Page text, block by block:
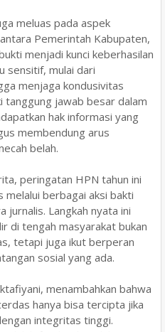
meluas pada aspek
Pemerintah Kabupaten,
menjadi kunci keberhasilan
sensitif, mulai dari
menjaga kondusivitas
tanggung jawab besar dalam
hak informasi yang
membendung arus
belah.
peringatan HPN tahun ini
melalui berbagai aksi bakti
jurnalis. Langkah nyata ini
di tengah masyarakat bukan
tetapi juga ikut berperan
sosial yang ada.
menambahkan bahwa
hanya bisa tercipta jika
integritas tinggi.